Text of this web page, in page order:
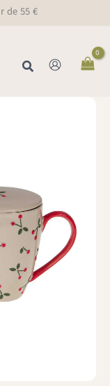
de 55 €
Rechercher